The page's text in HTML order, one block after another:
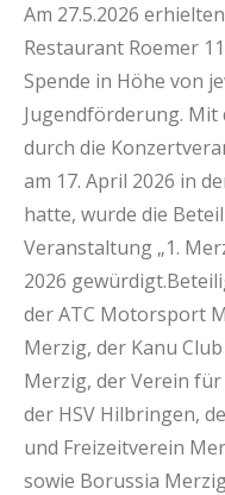
Am 27.5.2026
Restaurant Roemer
Spende in Höhe von
Jugendförderung. Mit
durch die
am 17. April 2026 in
hatte, wurde die
Veranstaltung „1.
2026
der ATC Motorsport
Merzig, der Kanu
Merzig, der Verein
der HSV Hilbringen,
und Freizeitverein
sowie Borussia